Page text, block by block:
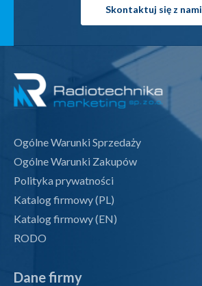
Skontaktuj się z nami
Ogólne Warunki Sprzedaży
Ogólne Warunki Zakupów
Polityka prywatności
Katalog firmowy (PL)
Katalog firmowy (EN)
RODO
Dane firmy